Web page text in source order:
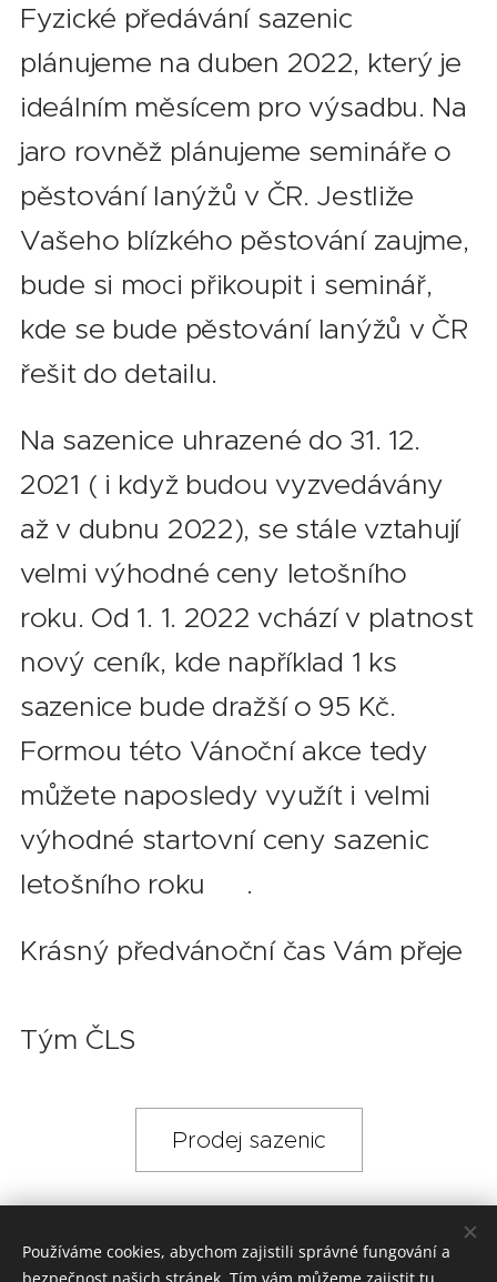
Fyzické předávání sazenic
plánujeme na duben 2022, který je
ideálním měsícem pro výsadbu. Na
jaro rovněž plánujeme semináře o
pěstování lanýžů v ČR. Jestliže
Vašeho blízkého pěstování zaujme,
bude si moci přikoupit i seminář,
kde se bude pěstování lanýžů v ČR
řešit do detailu.
Na sazenice uhrazené do 31. 12.
2021 ( i když budou vyzvedávány
až v dubnu 2022), se stále vztahují
velmi výhodné ceny letošního
roku. Od 1. 1. 2022 vchází v platnost
nový ceník, kde například 1 ks
sazenice bude dražší o 95 Kč.
Formou této Vánoční akce tedy
můžete naposledy využít i velmi
výhodné startovní ceny sazenic
letošního roku 😊.
Krásný předvánoční čas Vám přeje
Tým ČLS
Prodej sazenic
Používáme cookies, abychom zajistili správné fungování a